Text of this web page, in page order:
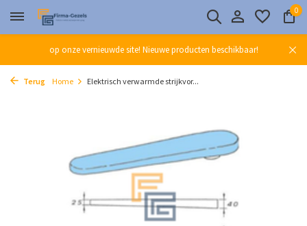
0
op onze vernieuwde site! Nieuwe producten beschikbaar!
Terug Home Elektrisch verwarmde strijkvor...